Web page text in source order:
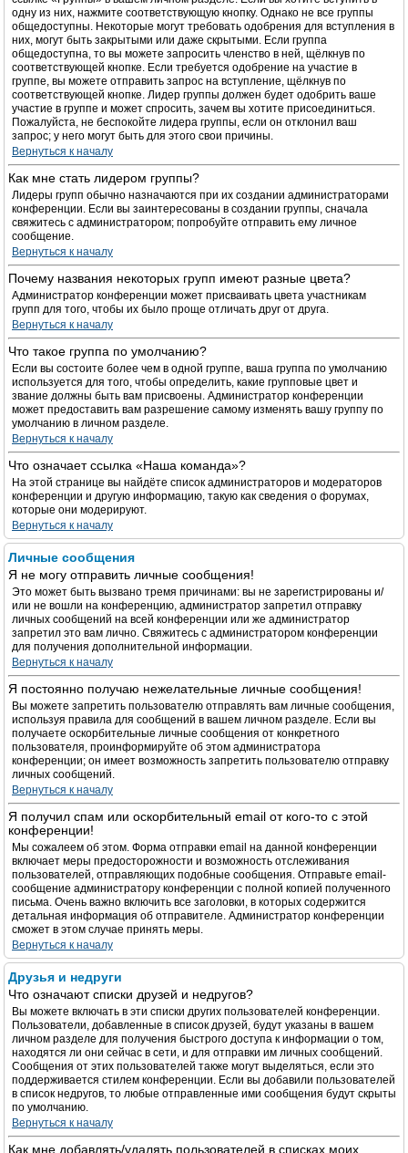
одну из них, нажмите соответствующую кнопку. Однако не все группы
общедоступны. Некоторые могут требовать одобрения для вступления в
них, могут быть закрытыми или даже скрытыми. Если группа
общедоступна, то вы можете запросить членство в ней, щёлкнув по
соответствующей кнопке. Если требуется одобрение на участие в
группе, вы можете отправить запрос на вступление, щёлкнув по
соответствующей кнопке. Лидер группы должен будет одобрить ваше
участие в группе и может спросить, зачем вы хотите присоединиться.
Пожалуйста, не беспокойте лидера группы, если он отклонил ваш
запрос; у него могут быть для этого свои причины.
Вернуться к началу
Как мне стать лидером группы?
Лидеры групп обычно назначаются при их создании администраторами
конференции. Если вы заинтересованы в создании группы, сначала
свяжитесь с администратором; попробуйте отправить ему личное
сообщение.
Вернуться к началу
Почему названия некоторых групп имеют разные цвета?
Администратор конференции может присваивать цвета участникам
групп для того, чтобы их было проще отличать друг от друга.
Вернуться к началу
Что такое группа по умолчанию?
Если вы состоите более чем в одной группе, ваша группа по умолчанию
используется для того, чтобы определить, какие групповые цвет и
звание должны быть вам присвоены. Администратор конференции
может предоставить вам разрешение самому изменять вашу группу по
умолчанию в личном разделе.
Вернуться к началу
Что означает ссылка «Наша команда»?
На этой странице вы найдёте список администраторов и модераторов
конференции и другую информацию, такую как сведения о форумах,
которые они модерируют.
Вернуться к началу
Личные сообщения
Я не могу отправить личные сообщения!
Это может быть вызвано тремя причинами: вы не зарегистрированы и/
или не вошли на конференцию, администратор запретил отправку
личных сообщений на всей конференции или же администратор
запретил это вам лично. Свяжитесь с администратором конференции
для получения дополнительной информации.
Вернуться к началу
Я постоянно получаю нежелательные личные сообщения!
Вы можете запретить пользователю отправлять вам личные сообщения,
используя правила для сообщений в вашем личном разделе. Если вы
получаете оскорбительные личные сообщения от конкретного
пользователя, проинформируйте об этом администратора
конференции; он имеет возможность запретить пользователю отправку
личных сообщений.
Вернуться к началу
Я получил спам или оскорбительный email от кого-то с этой
конференции!
Мы сожалеем об этом. Форма отправки email на данной конференции
включает меры предосторожности и возможность отслеживания
пользователей, отправляющих подобные сообщения. Отправьте email-
сообщение администратору конференции с полной копией полученного
письма. Очень важно включить все заголовки, в которых содержится
детальная информация об отправителе. Администратор конференции
сможет в этом случае принять меры.
Вернуться к началу
Друзья и недруги
Что означают списки друзей и недругов?
Вы можете включать в эти списки других пользователей конференции.
Пользователи, добавленные в список друзей, будут указаны в вашем
личном разделе для получения быстрого доступа к информации о том,
находятся ли они сейчас в сети, и для отправки им личных сообщений.
Сообщения от этих пользователей также могут выделяться, если это
поддерживается стилем конференции. Если вы добавили пользователей
в список недругов, то любые отправленные ими сообщения будут скрыты
по умолчанию.
Вернуться к началу
Как мне добавлять/удалять пользователей в списках моих